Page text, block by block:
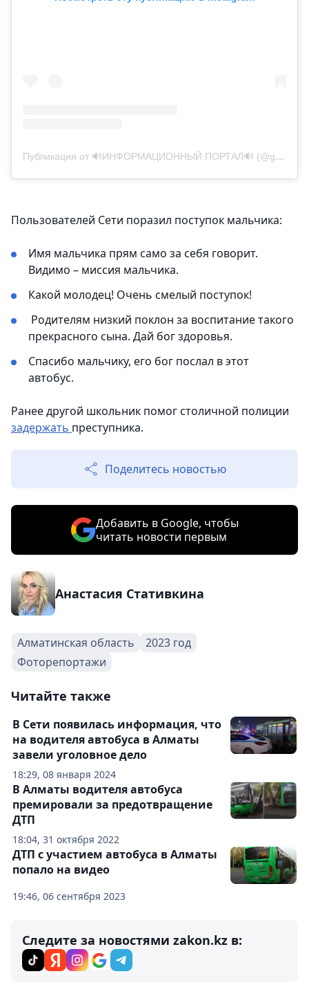
Публикация от 🔊ИНФОРМАЦИОННЫЙ ПОРТАЛ🔊 (@gres_info)
Пользователей Сети поразил поступок мальчика:
Имя мальчика прям само за себя говорит.
Видимо – миссия мальчика.
Какой молодец! Очень смелый поступок!
Родителям низкий поклон за воспитание такого
прекрасного сына. Дай бог здоровья.
Спасибо мальчику, его бог послал в этот
автобус.
Ранее другой школьник помог столичной полиции
задержать преступника.
Поделитесь новостью
Добавить в Google, чтобы
читать новости первым
Анастасия Стативкина
Алматинская область
2023 год
Фоторепортажи
Читайте также
18:29, 08 января 2024
В Сети появилась информация, что
на водителя автобуса в Алматы
завели уголовное дело
18:04, 31 октября 2022
В Алматы водителя автобуса
премировали за предотвращение
ДТП
19:46, 06 сентября 2023
ДТП с участием автобуса в Алматы
попало на видео
Следите за новостями zakon.kz в: